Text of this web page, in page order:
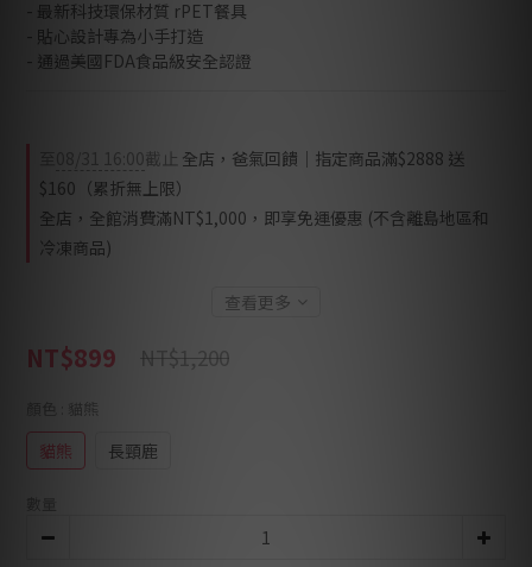
- 最新科技環保材質 rPET餐具
- 貼心設計專為小手打造
- 通過美國FDA食品級安全認證
08/31 16:00截止 全店，爸氣回饋｜指定商品滿$2888 送
$160（累折無上限）
全店，全館消費滿NT$1,000，即享免運優惠 (不含離島地區和
冷凍商品)
查看更多
NT$899 NT$1,200
: 貓熊
貓熊 長頸鹿